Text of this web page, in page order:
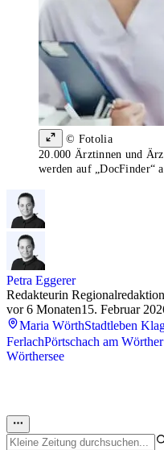
© Fotolia
20.000 Ärztinnen und
werden auf „DocFinder“
Petra Eggerer
Redakteurin
vor 6 Monaten15. Februar
Maria WörthStadtleben
FerlachPörtschach am
Wörthersee